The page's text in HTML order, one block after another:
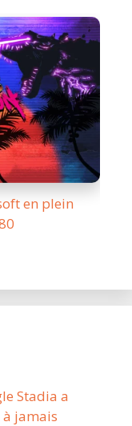
en plein
Stadia a
jamais